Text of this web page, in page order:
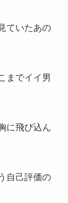
ていたあの
までイイ男
に飛び込ん
自己評価の